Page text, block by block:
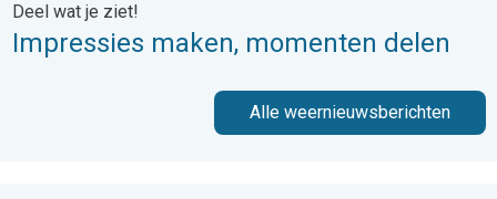
Deel wat je ziet!
Impressies maken, momenten delen
Alle weernieuwsberichten